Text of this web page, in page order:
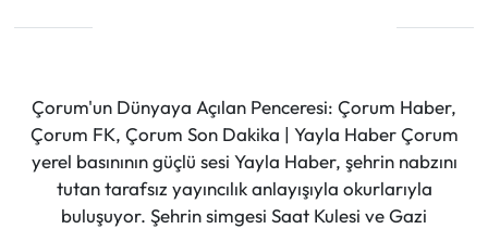
Çorum'un Dünyaya Açılan Penceresi: Çorum Haber,
Çorum FK, Çorum Son Dakika | Yayla Haber Çorum
yerel basınının güçlü sesi Yayla Haber, şehrin nabzını
tutan tarafsız yayıncılık anlayışıyla okurlarıyla
buluşuyor. Şehrin simgesi Saat Kulesi ve Gazi